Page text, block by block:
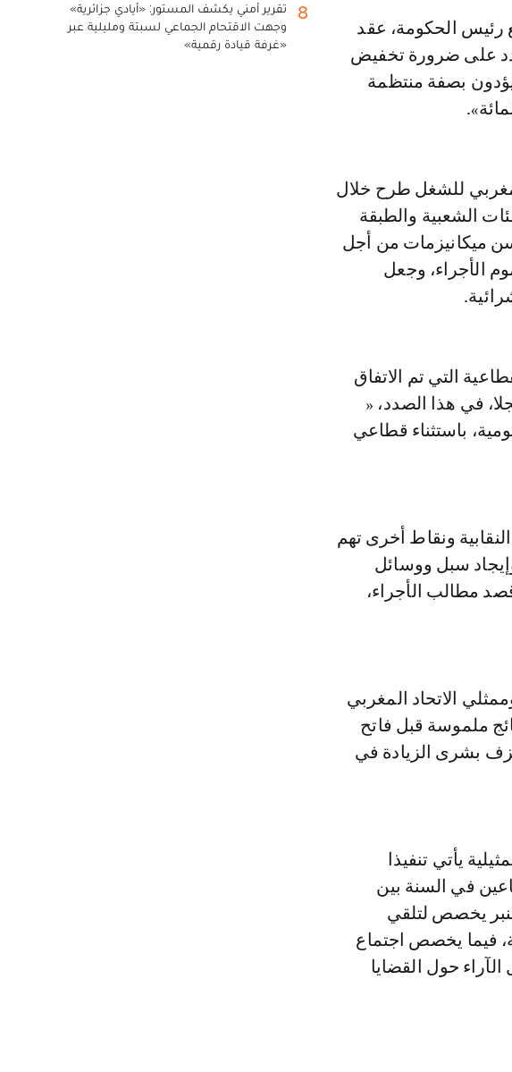
شدد على ضرورة تخفيض
بصفة منتظمة
للشغل طرح خلال
الشعبية والطبقة
ميكانيزمات من أجل
الأجراء، وجعل
التي تم الاتفاق
مسجلا، في هذا الصدد، «
باستثناء قطاعي
ونقاط أخرى تهم
سبل ووسائل
قصد مطالب الأجراء،
الاتحاد المغربي
ملموسة قبل فاتح
بشرى الزيادة في
يأتي تنفيذا
عقد اجتماعين في السنة بين
يخصص لتلقي
فيما يخصص اجتماع
حول القضايا
8
تقرير أمني يكشف المستور: «أيادي جزائرية»
وجهت الاقتحام الجماعي لسبتة ومليلية عبر
«غرفة قيادة رقمية»